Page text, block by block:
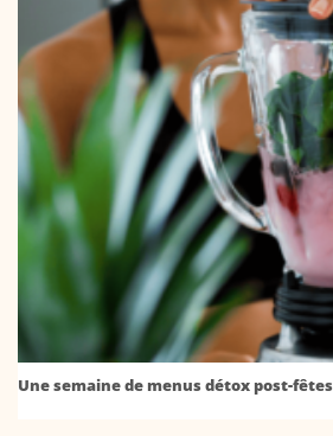
Une semaine de menus détox post-fêtes